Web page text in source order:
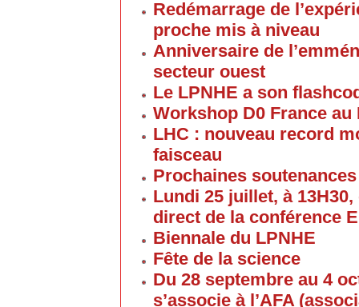
Redémarrage de
proche mis à niveau
Anniversaire de
secteur ouest
Le LPNHE a son
Workshop D0 France au
LHC : nouveau record
faisceau
Prochaines
Lundi 25 juillet, à
direct de la conférence
Biennale du LPNHE
Fête de la science
Du 28 septembre au 4
s’associe à l’AFA